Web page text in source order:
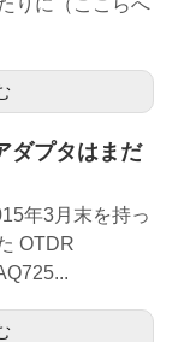
ダプタはまだ
年3月末を持っ
OTDR